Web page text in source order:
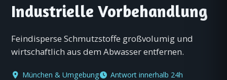
Industrielle Vorbehandlung
Feindisperse Schmutzstoffe großvolumig und
wirtschaftlich aus dem Abwasser entfernen.
München & Umgebung
Antwort innerhalb 24h